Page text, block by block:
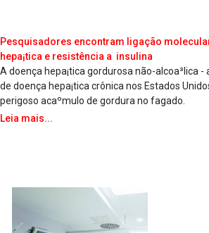
Pesquisadores encontram ligação
hepa¡tica e resistência a insulina
A doença hepa¡tica gordurosa não-alcoa³lica
de doença hepa¡tica crônica nos Estados
perigoso acaºmulo de gordura no fa­gado.
Leia mais...